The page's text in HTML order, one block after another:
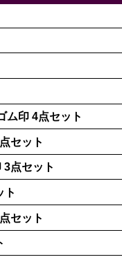
ム印 4点セット
セット
3点セット
ト
セット